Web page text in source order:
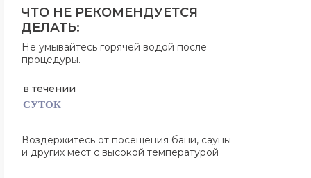
ЧТО НЕ РЕКОМЕНДУЕТСЯ
ДЕЛАТЬ:
Не умывайтесь горячей водой после
процедуры.
в течении
СУТОК
Воздержитесь от посещения бани, сауны
и других мест с высокой температурой